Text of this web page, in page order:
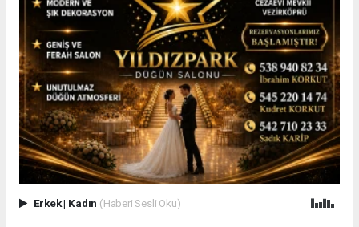
Erkek| Kadın (Haberi Sesli Oku)